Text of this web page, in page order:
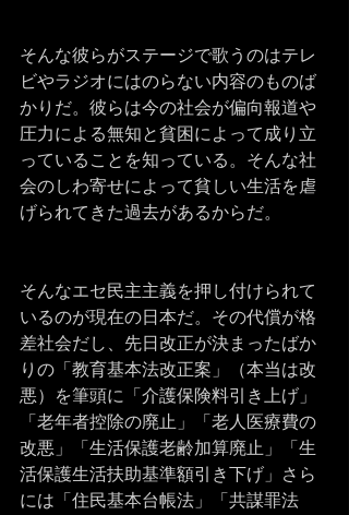
そんな彼らがステージで歌うのはテレ
ビやラジオにはのらない内容のものば
かりだ。彼らは今の社会が偏向報道や
圧力による無知と貧困によって成り立
っていることを知っている。そんな社
会のしわ寄せによって貧しい生活を虐
げられてきた過去があるからだ。
そんなエセ民主主義を押し付けられて
いるのが現在の日本だ。その代償が格
差社会だし、先日改正が決まったばか
りの「教育基本法改正案」（本当は改
悪）を筆頭に「介護保険料引き上げ」
「老年者控除の廃止」「老人医療費の
改悪」「生活保護老齢加算廃止」「生
活保護生活扶助基準額引き下げ」さら
には「住民基本台帳法」「共謀罪法